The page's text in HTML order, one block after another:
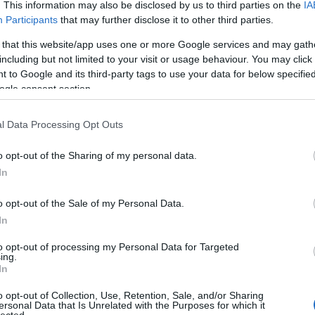
This information may also be disclosed by us to third parties on the
Participants that may further disclose it to other third parties.
that this website/app uses one or more Google services and may
but not limited to your visit or usage behaviour. You may
to Google and its third-party tags to use your data for below
consent section.
Data Processing Opt Outs
opt-out of the Sharing of my personal data.
opt-out of the Sale of my Personal Data.
opt-out of processing my Personal Data for Targeted
opt-out of Collection, Use, Retention, Sale, and/or Sharing
Data that Is Unrelated with the Purposes for which it
RSS
Atom
hajdú péter óriáskerék habony árpád sziget eye
Tetszik 0
atlatszo.hu facebook-csoportjához!
se jobb a
miénknél
európai
börtönprojekt